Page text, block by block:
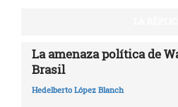
La amenaza política de
Brasil
Hedelberto López Blanch